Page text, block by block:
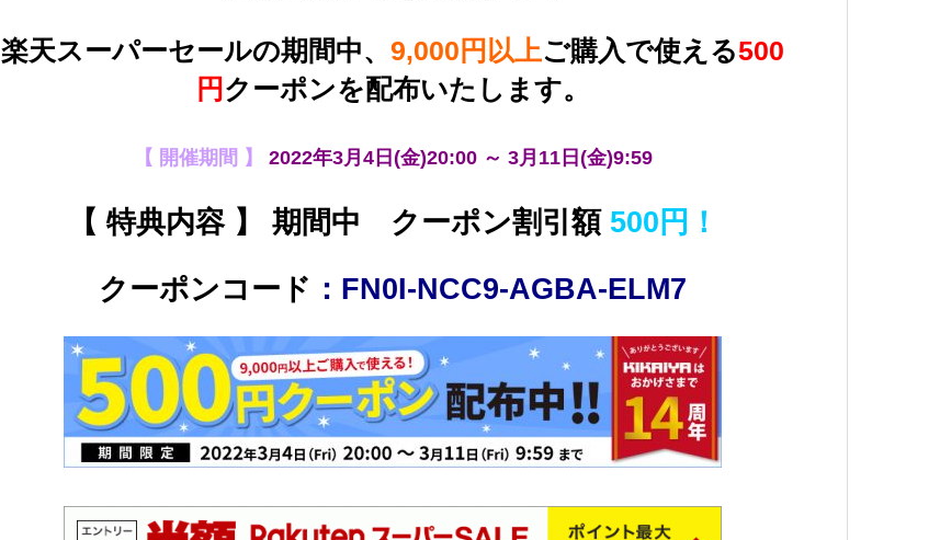
楽天スーパーセールの期間中、 9,000円以上ご購入で使える500
円 クーポンを配布いたします。
【 開催期間 】 2022年3月4日(金)20:00 ～ 3月11日(金)9:59
【 特典内容 】 期間中 クーポン割引額 500円！
クーポンコード ：FN0I-NCC9-AGBA-ELM7